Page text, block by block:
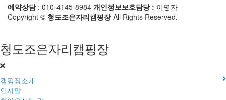
예약상담: 010-4145-8984 개인정보보호담당 : 이명자
Copyright © 청도조은자리캠핑장All Rights Reserved.
청도조은자리캠핑장
캠핑장소개
인사말